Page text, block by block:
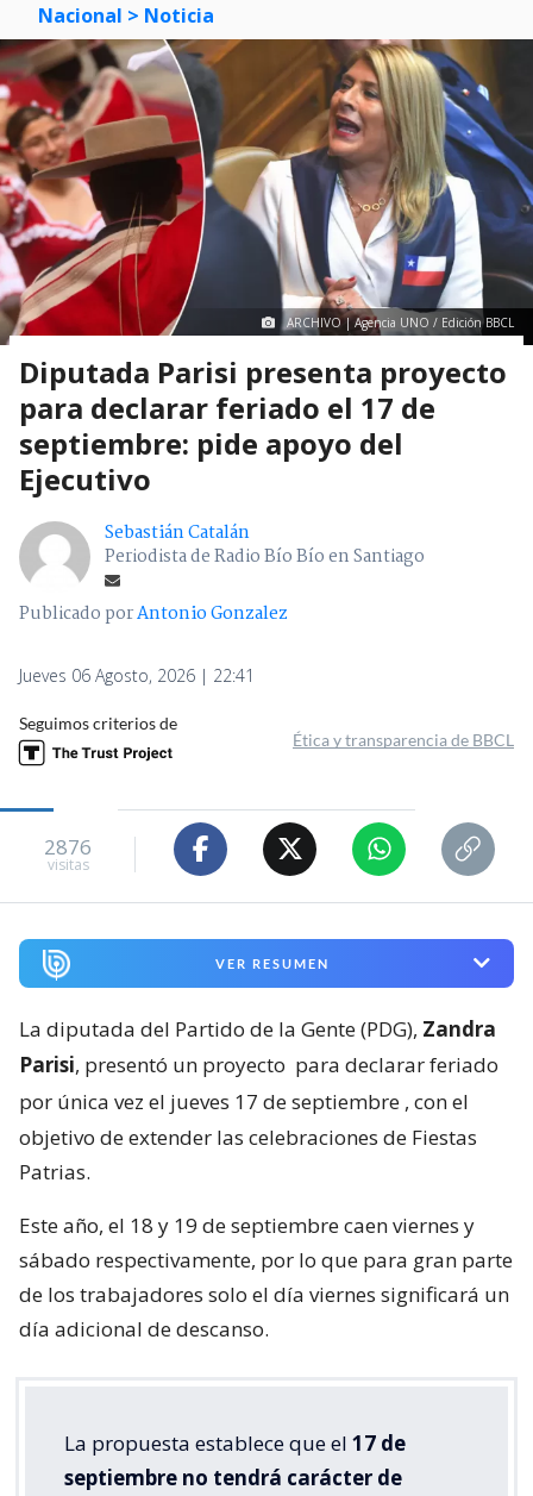
Nacional > Noticia
ARCHIVO | Agencia UNO / Edición BBCL
Diputada Parisi presenta proyecto
para declarar feriado el 17 de
septiembre: pide apoyo del
Ejecutivo
Sebastián Catalán
Periodista de Radio Bío Bío en Santiago
Publicado porAntonio Gonzalez
Jueves 06 Agosto, 2026 | 22:41
Seguimos criterios de
Ética y transparencia de BBCL
2876
visitas
VER RESUMEN
La diputada del Partido de la Gente (PDG), Zandra
Parisi, presentó un proyecto para declarar feriado
por única vez el jueves 17 de septiembre , con el
objetivo de extender las celebraciones de Fiestas
Patrias.
Este año, el 18 y 19 de septiembre caen viernes y
sábado respectivamente, por lo que para gran parte
de los trabajadores solo el día viernes significará un
día adicional de descanso.
La propuesta establece que el 17 de
septiembre no tendrá carácter de